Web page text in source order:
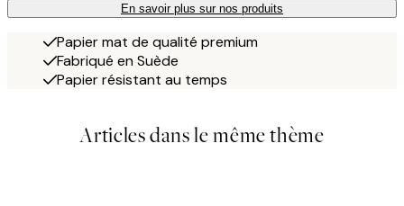
En savoir plus sur nos produits
Papier mat de qualité premium
Fabriqué en Suède
Papier résistant au temps
Articles dans le même thème